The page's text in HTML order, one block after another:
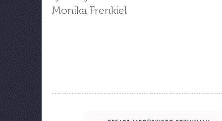
Monika Frenkiel